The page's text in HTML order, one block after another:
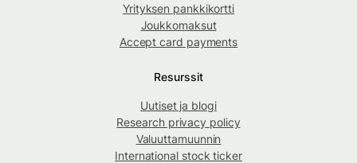
Yrityksen pankkikortti
Joukkomaksut
Accept card payments
Resurssit
Uutiset ja blogi
Research privacy policy
Valuuttamuunnin
International stock ticker